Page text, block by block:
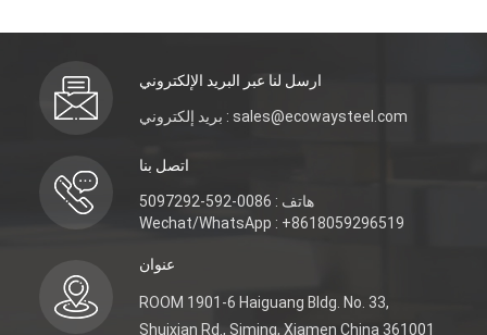
ارسل لنا عبر البريد الإلكتروني
بريد إلكتروني : sales@ecowaysteel.com
اتصل بنا
هاتف : 0086-592-5097292
Wechat/WhatsApp : +8618059296519
عنوان
ROOM 1901-6 Haiguang Bldg. No. 33,
Shuixian Rd., Siming, Xiamen China 361001